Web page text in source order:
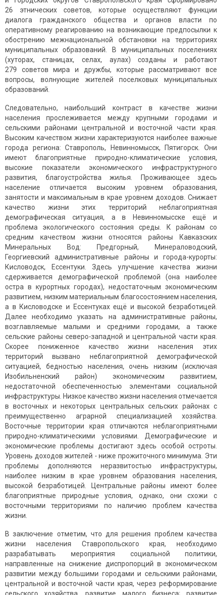
26 этнических советов, которые осуществляют функции
диалога гражданского общества и органов власти по
оперативному реагированию на возникающие предпосылки к
обострению межнациональной обстановки на территориях
муниципальных образований. В муниципальных поселениях
(хуторах, станицах, селах, аулах) созданы и работают
279 советов мира и дружбы, которые рассматривают все
вопросы, волнующие жителей поселковых муниципальных
образований.
Следовательно, наибольший контраст в качестве жизни
населения прослеживается между крупными городами и
сельскими районами центральной и восточной части края.
Высоким качеством жизни характеризуются наиболее важные
города региона: Ставрополь, Невинномысск, Пятигорск. Они
имеют благоприятные природно-климатические условия,
высокие показатели экономического инфраструктурного
развития, благоустройства жилья. Проживающее здесь
население отличается высоким уровнем образования,
занятости и максимальным в крае уровнем доходов. Снижает
качество жизни этих территорий неблагоприятная
демографическая ситуация, а в Невинномысске ещё и
проблема экологического состояния среды. К районам со
средним качеством жизни относятся районы Кавказских
Минеральных Вод: Предгорный, Минераловодский,
Георгиевский административные районы и города-курорты:
Кисловодск, Ессентуки. Здесь улучшение качества жизни
сдерживается демографической проблемой (она наиболее
остра в курортных городах), недостаточным экономическим
развитием, низким материальным благосостоянием населения,
а в Кисловодске и Ессентуках ещё и высокой безработицей.
Далее необходимо указать на административные районы,
возглавляемые малыми и средними городами, а также
сельские районы северо-западной и центральной части края.
Скорее пониженное качество жизни населения этих
территорий вызвано неблагоприятной демографической
ситуацией, бедностью населения, очень низким (исключая
Изобильненский район) экономическим развитием,
недостаточной обеспеченностью элементами социальной
инфраструктуры. Низкое качество жизни населения отмечается
в восточных и некоторых центральных сельских районах с
преимущественно аграрной специализацией хозяйства.
Восточные территории края отличаются неблагоприятными
природно-климатическими условиями. Демографические и
экономические проблемы достигают здесь особой остроты.
Уровень доходов жителей - ниже прожиточного минимума. Эти
проблемы дополняются неразвитостью инфраструктуры,
наиболее низким в крае уровнем образования населения,
высокой безработицей. Центральные районы имеют более
благоприятные природные условия, однако, они схожи с
восточными территориями по наличию проблем качества
жизни.
В заключение отметим, что для решения проблем качества
жизни населения Ставропольского края, необходимо
разрабатывать мероприятия социальной политики,
направленные на снижение диспропорций в экономическом
развитии между большими городами и сельскими районами,
центральной и восточной части края, через реформирование